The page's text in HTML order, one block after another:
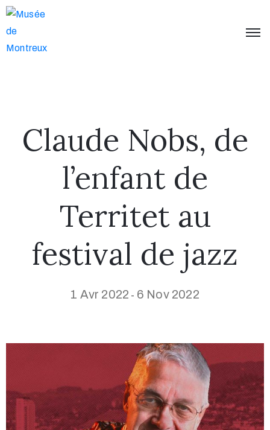
Événements
Collections
963
13
Claude Nobs, de
l’enfant de
Territet au
festival de jazz
1 Avr 2022 - 6 Nov 2022